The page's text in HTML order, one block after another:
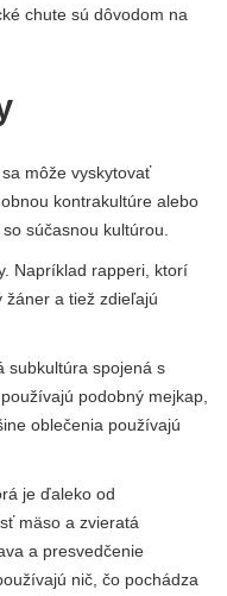
chute sú dôvodom na
môže vyskytovať
kontrakultúre alebo
súčasnou kultúrou.
Napríklad rapperi, ktorí
žáner a tiež zdieľajú
subkultúra spojená s
podobný mejkap,
oblečenia používajú
je ďaleko od
mäso a zvieratá
a presvedčenie
nič, čo pochádza